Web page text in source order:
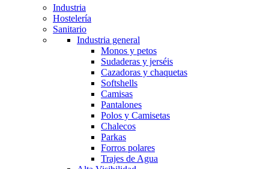
Industria
Hostelería
Sanitario
Industria general
Monos y petos
Sudaderas y jerséis
Cazadoras y chaquetas
Softshells
Camisas
Pantalones
Polos y Camisetas
Chalecos
Parkas
Forros polares
Trajes de Agua